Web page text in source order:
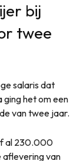
bij
twee
salaris dat
ging het om een
van twee jaar.
al 230.000
aflevering van